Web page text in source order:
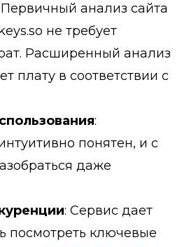
Первичный анализ сайта
не требует
Расширенный анализ
плату в соответствии с
:
понятен, и с
даже
: Сервис дает
посмотреть ключевые